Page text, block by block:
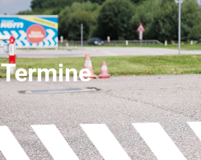
Termine